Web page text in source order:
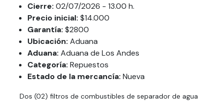
Cierre: 02/07/2026 - 13.00 h.
Precio inicial: $14.000
Garantía: $2800
Ubicación: Aduana
Aduana: Aduana de Los Andes
Categoría: Repuestos
Estado de la mercancía: Nueva
Dos (02) filtros de combustibles de separador de agua